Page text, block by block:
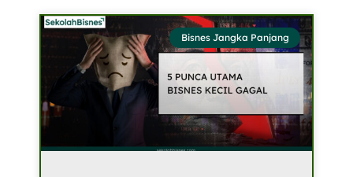
Bisnes Jangka Panjang